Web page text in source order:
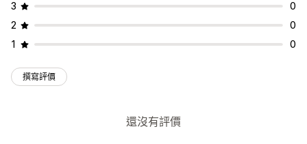
3
0
2
0
1
0
撰寫評價
還沒有評價